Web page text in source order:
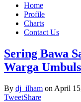
Home
Profile
Charts
Contact Us
Sering Bawa
Warga
By dj_ilham on April
TweetShare